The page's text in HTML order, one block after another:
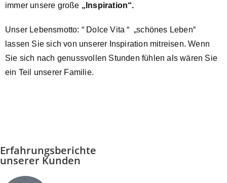
immer unsere große „Inspiration“.
Unser Lebensmotto: “ Dolce Vita “ „schönes Leben“
lassen Sie sich von unserer Inspiration mitreisen.Wenn
Sie sich nach genussvollen Stunden fühlen als wären Sie
ein Teil unserer Familie.
Erfahrungsberichte
unserer Kunden